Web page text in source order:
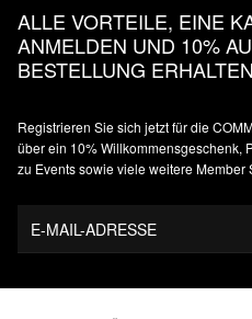
ALLE VORTEILE, EINE
ANMELDEN UND 10%
BESTELLUNG ERHALTEN
Registrieren Sie sich jetzt für die
über ein 10% Willkommensgeschenk,
zu Events sowie viele weitere Member
E-MAIL-ADRESSE